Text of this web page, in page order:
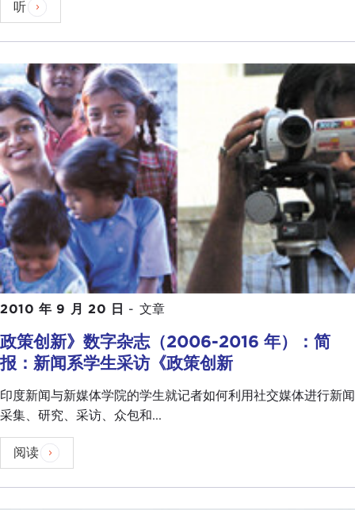
听
2010 年 9 月 20 日 - 文章
政策创新》数字杂志（2006-2016 年）：简
报：新闻系学生采访《政策创新
印度新闻与新媒体学院的学生就记者如何利用社交媒体进行新闻
采集、研究、采访、众包和...
阅读